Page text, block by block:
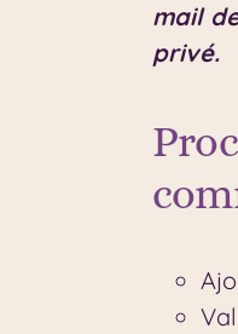
mail
privé.